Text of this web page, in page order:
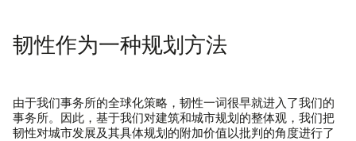
韧性作为一种规划方法
由于我们事务所的全球化策略，韧性一词很早就进入了我们的
事务所。因此，基于我们对建筑和城市规划的整体观，我们把
韧性对城市发展及其具体规划的附加价值以批判的角度进行了